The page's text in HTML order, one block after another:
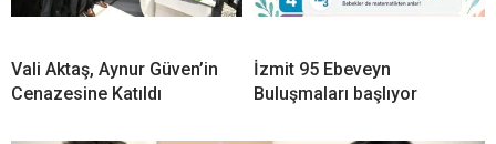
Vali Aktaş, Aynur Güven’in
Cenazesine Katıldı
İzmit 95 Ebeveyn
Buluşmaları başlıyor